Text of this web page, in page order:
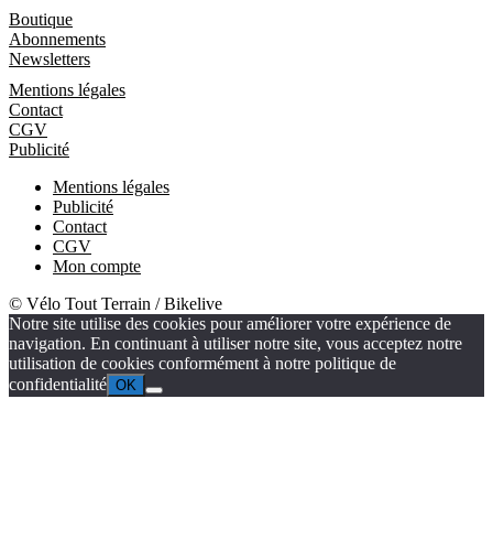
Boutique
Abonnements
Newsletters
Mentions légales
Contact
CGV
Publicité
Mentions légales
Publicité
Contact
CGV
Mon compte
© Vélo Tout Terrain / Bikelive
Notre site utilise des cookies pour améliorer votre expérience de
navigation. En continuant à utiliser notre site, vous acceptez notre
utilisation de cookies conformément à notre politique de
confidentialité OK